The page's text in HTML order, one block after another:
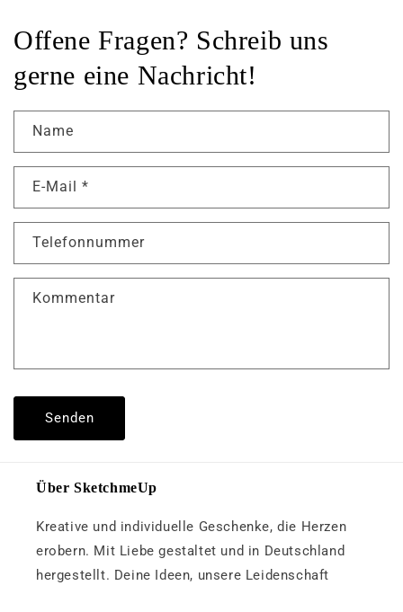
Offene Fragen? Schreib uns
gerne eine Nachricht!
Name
E-Mail *
Telefonnummer
Kommentar
Senden
Über SketchmeUp
Kreative und individuelle Geschenke, die Herzen
erobern. Mit Liebe gestaltet und in Deutschland
hergestellt. Deine Ideen, unsere Leidenschaft